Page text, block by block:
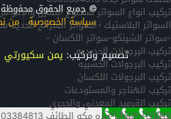
© جميع الحقوق
من سياسة الخصوصية
تصميم وتركيب: يمن سكيورتي
تركيب انواع السواتر لسطوح المنازل
السواتر البلاستيك -السواتر الشرائح
-سواتر الشينكو-سواتر اللكسان -
تركيب البرجولات الحديديه
تركيب البرجولات الخشبيه
تركيب البرجولات اللكسان
تركيب الهناجر والمستودعات
تركيب القرميد المعدني والحجري
Call Now Button